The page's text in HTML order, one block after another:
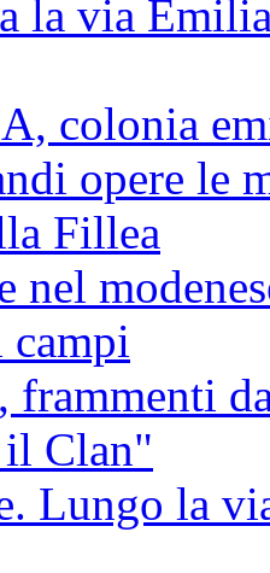
la via
colonia
opere le
Fillea
nel
campi
frammenti
Clan"
Lungo la